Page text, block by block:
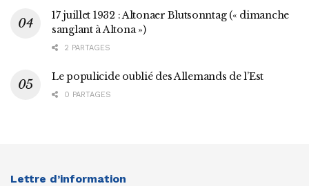
17 juillet 1932 : Altonaer Blutsonntag (« dimanche
sanglant à Altona »)
2 PARTAGES
Le populicide oublié des Allemands de l’Est
0 PARTAGES
Lettre d’information